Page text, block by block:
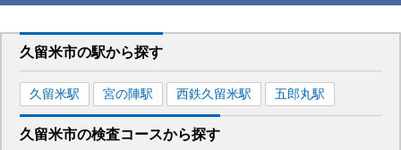
久留米市の駅から探す
久留米駅 宮の陣駅 西鉄久留米駅 五郎丸駅
久留米市の検査コースから探す